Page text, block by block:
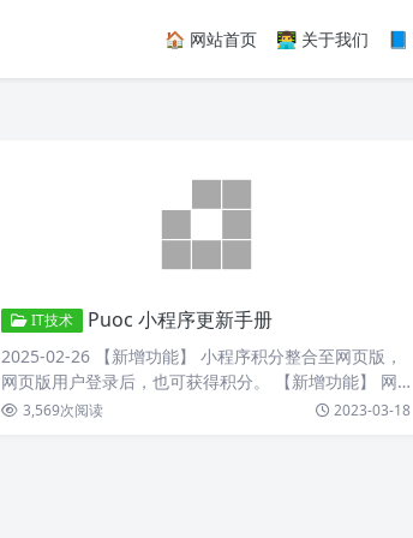
🏠 网站首页 👨‍💻 关于我们 📘
IT技术 Puoc 小程序更新手册
2025-02-26 【新增功能】 小程序积分整合至网页版，
网页版用户登录后，也可获得积分。 【新增功能】 网…
3,569次阅读 2023-03-18